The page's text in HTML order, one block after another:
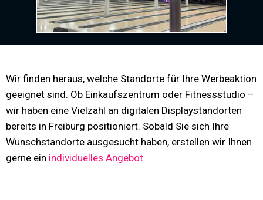
Wir finden heraus, welche Standorte für Ihre Werbeaktion
geeignet sind. Ob Einkaufszentrum oder Fitnessstudio –
wir haben eine Vielzahl an digitalen Displaystandorten
bereits in Freiburg positioniert. Sobald Sie sich Ihre
Wunschstandorte ausgesucht haben, erstellen wir Ihnen
gerne ein individuelles Angebot.